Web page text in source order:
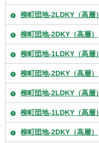
柳町団地-2LDKY（高層）
柳町団地-2DKY（高層）
柳町団地-1LDKY（高層）
柳町団地-2DKY（高層）
柳町団地-2LDKY（高層）
柳町団地-1LDKY（高層）
柳町団地-2DKY（高層）